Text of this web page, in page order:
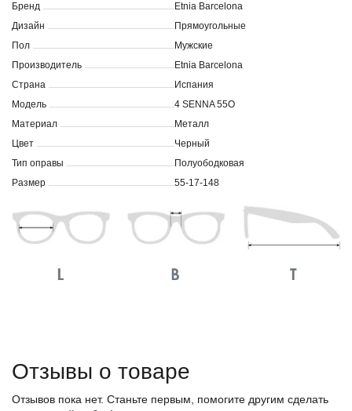
Бренд
Etnia Barcelona
Дизайн
Прямоугольные
Пол
Мужские
Производитель
Etnia Barcelona
Страна
Испания
Модель
4 SENNA 55O
Материал
Металл
Цвет
Черный
Тип оправы
Полуободковая
Размер
55-17-148
Отзывы о товаре
Отзывов пока нет. Станьте первым, помогите другим сделать